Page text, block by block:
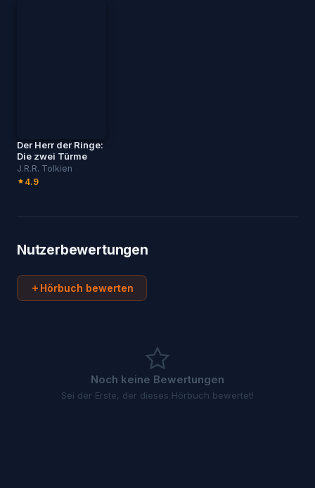
Der Herr der Ringe:
Die zwei Türme
J.R.R. Tolkien
4.9
Nutzerbewertungen
Hörbuch bewerten
Noch keine Bewertungen
Sei der Erste, der dieses Hörbuch bewertet!